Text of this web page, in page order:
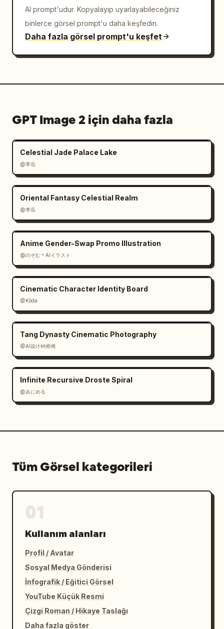
AI prompt'udur. Kopyalayıp uyarlayabileceğiniz
binlerce görsel prompt'u daha keşfedin.
Daha fazla görsel prompt'u keşfet
GPT Image 2 için daha fazla
Celestial Jade Palace Lake
@李岳
Oriental Fantasy Celestial Realm
@李岳
Anime Gender-Swap Promo Illustration
@のぞむ＊AIイラスト
Cinematic Character Identity Board
@Kōda
Tang Dynasty Cinematic Photography
@AI设计钟师傅
Infinite Recursive Droste Spiral
@あにめる
Tüm Görsel kategorileri
Kullanım alanları
Profil / Avatar
Sosyal Medya Gönderisi
İnfografik / Eğitici Görsel
YouTube Küçük Resmi
Çizgi Roman / Hikaye Taslağı
Daha fazla göster